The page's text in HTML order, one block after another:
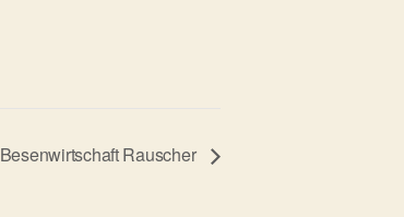
Besenwirtschaft Rauscher